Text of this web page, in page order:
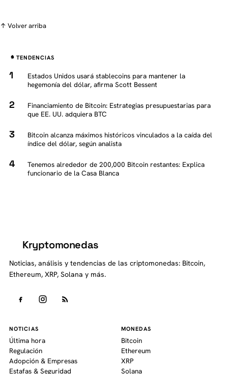
↑ Volver arriba
TENDENCIAS
Estados Unidos usará stablecoins para mantener la
hegemonía del dólar, afirma Scott Bessent
Financiamiento de Bitcoin: Estrategias presupuestarias para
que EE. UU. adquiera BTC
Bitcoin alcanza máximos históricos vinculados a la caída del
índice del dólar, según analista
Tenemos alrededor de 200,000 Bitcoin restantes: Explica
funcionario de la Casa Blanca
Kryptomonedas
Noticias, análisis y tendencias de las criptomonedas: Bitcoin,
Ethereum, XRP, Solana y más.
NOTICIAS
Última hora
Regulación
Adopción & Empresas
Estafas & Seguridad
MONEDAS
Bitcoin
Ethereum
XRP
Solana